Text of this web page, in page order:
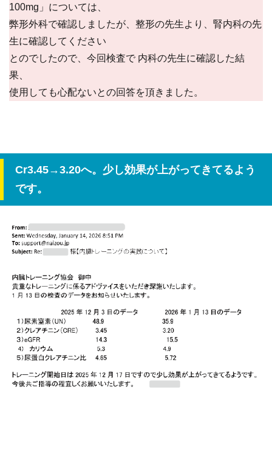
100mg」については、
弊形外科で確認しましたが、整形の先生より、腎内科の先
生に確認してください
とのでしたので、今回検査で 内科の先生に確認した結
果、
使用しても心配ないとの回答を頂きました。
Cr3.45→3.20へ。少し効果が上がってきてるよう
です。